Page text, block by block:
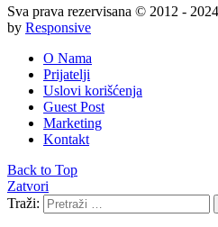
Sva prava rezervisana © 2012 -
by Responsive
O Nama
Prijatelji
Uslovi korišćenja
Guest Post
Marketing
Kontakt
Back to Top
Zatvori
Traži: